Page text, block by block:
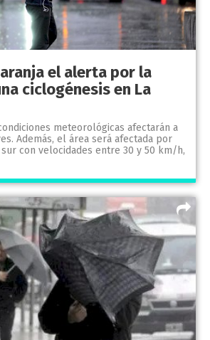
el alerta por la
ciclogénesis en La
meteorológicas afectarán a
Además, el área será afectada por
con velocidades entre 30 y 50 km/h,